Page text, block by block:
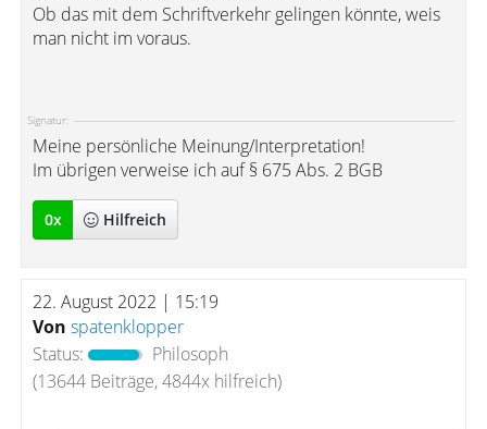
Ob das mit dem Schriftverkehr gelingen könnte, weis
man nicht im voraus.
Signatur:
Meine persönliche Meinung/Interpretation!
Im übrigen verweise ich auf § 675 Abs. 2 BGB
0x Hilfreich
22. August 2022 | 15:19
Von spatenklopper
Status:
Philosoph
(13644 Beiträge, 4844x hilfreich)